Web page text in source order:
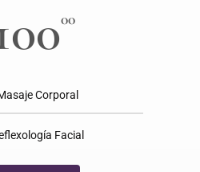
00
Corporal
Facial